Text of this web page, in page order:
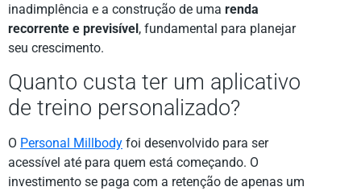
inadimplência e a construção de uma renda
recorrente e previsível, fundamental para planejar
seu crescimento.
Quanto custa ter um aplicativo
de treino personalizado?
O Personal Millbody foi desenvolvido para ser
acessível até para quem está começando. O
investimento se paga com a retenção de apenas um